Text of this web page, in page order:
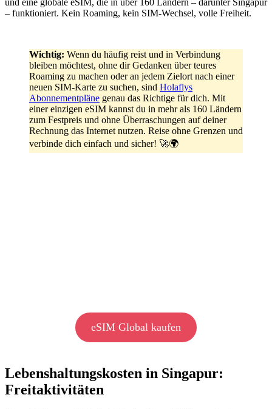
und eine globale eSIM, die in über 160 Ländern – darunter Singapur
– funktioniert. Kein Roaming, kein SIM-Wechsel, volle Freiheit.
Wichtig: Wenn du häufig reist und in Verbindung
bleiben möchtest, ohne dir Gedanken über teures
Roaming zu machen oder an jedem Zielort nach einer
neuen SIM-Karte zu suchen, sind Holaflys
Abonnementpläne genau das Richtige für dich. Mit
einer einzigen eSIM kannst du in mehr als 160 Ländern
zum Festpreis und ohne Überraschungen auf deiner
Rechnung das Internet nutzen. Reise ohne Grenzen und
verbinde dich einfach und sicher! 🚀🌍
eSIM Global kaufen
Lebenshaltungskosten in Singapur:
Freitaktivitäten